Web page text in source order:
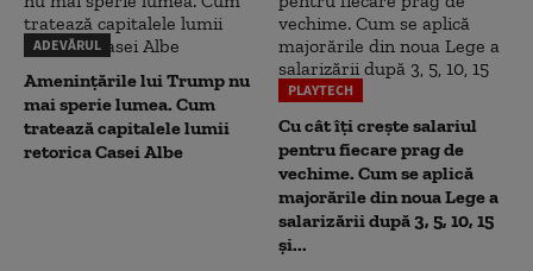
ADEVĂRUL
Amenințările lui Trump nu
mai sperie lumea. Cum
tratează capitalele lumii
retorica Casei Albe
PLAYTECH
Cu cât îți crește salariul
pentru fiecare prag de
vechime. Cum se aplică
majorările din noua Lege a
salarizării după 3, 5, 10, 15
și...